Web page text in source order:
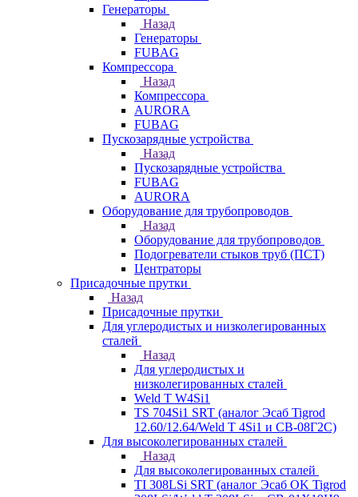
Генераторы
Назад
Генераторы
FUBAG
Компрессора
Назад
Компрессора
AURORA
FUBAG
Пускозарядные устройства
Назад
Пускозарядные устройства
FUBAG
AURORA
Оборудование для трубопроводов
Назад
Оборудование для трубопроводов
Подогреватели стыков труб (ПСТ)
Центраторы
Присадочные прутки
Назад
Присадочные прутки
Для углеродистых и низколегированных
сталей
Назад
Для углеродистых и
низколегированных сталей
Weld T W4Si1
TS 704Si1 SRT (аналог Эсаб Tigrod
12.60/12.64/Weld T 4Si1 и СВ-08Г2С)
Для высоколегированных сталей
Назад
Для высоколегированных сталей
TI 308LSi SRT (аналог Эсаб OK Tigrod